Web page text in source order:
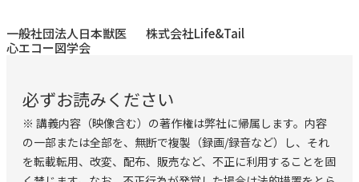
一般社団法人日本獣医
心エコー図学会
株式会社Life&Tail
必ずお読みください
※ 講義内容（映像含む）の著作権は弊社に帰属します。内容
の一部または全部を、無断で複製（録画/録音など）し、それ
を転載転用、改変、配布、販売など、不正に利用することを固